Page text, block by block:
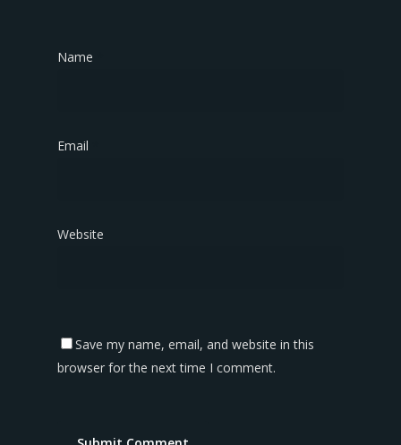
Name
Email
Website
Save my name, email, and website in this
browser for the next time I comment.